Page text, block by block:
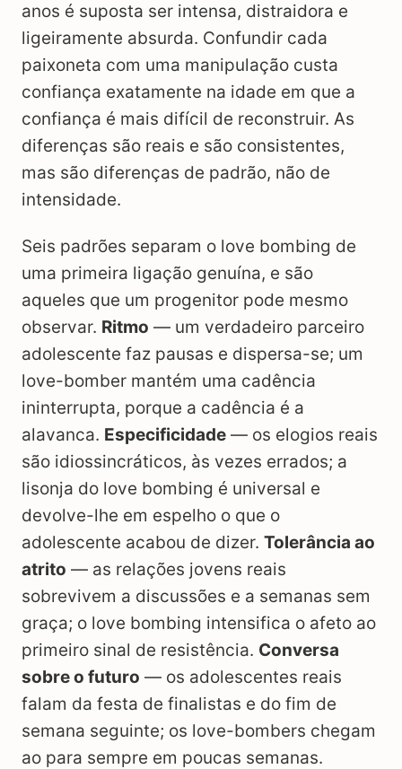
anos é suposta ser intensa, distraidora e
ligeiramente absurda. Confundir cada
paixoneta com uma manipulação custa
confiança exatamente na idade em que a
confiança é mais difícil de reconstruir. As
diferenças são reais e são consistentes,
mas são diferenças de padrão, não de
intensidade.
Seis padrões separam o love bombing de
uma primeira ligação genuína, e são
aqueles que um progenitor pode mesmo
observar. Ritmo — um verdadeiro parceiro
adolescente faz pausas e dispersa-se; um
love-bomber mantém uma cadência
ininterrupta, porque a cadência é a
alavanca. Especificidade — os elogios reais
são idiossincráticos, às vezes errados; a
lisonja do love bombing é universal e
devolve-lhe em espelho o que o
adolescente acabou de dizer. Tolerância ao
atrito — as relações jovens reais
sobrevivem a discussões e a semanas sem
graça; o love bombing intensifica o afeto ao
primeiro sinal de resistência. Conversa
sobre o futuro — os adolescentes reais
falam da festa de finalistas e do fim de
semana seguinte; os love-bombers chegam
ao para sempre em poucas semanas.